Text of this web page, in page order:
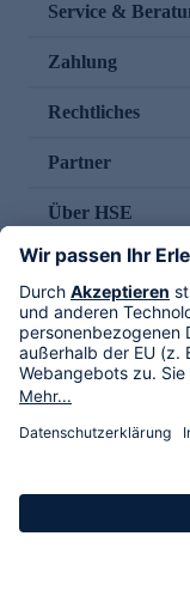
Service &
Zahlung
Rechtliches
Partner
Über HSE
Im TV
HSE